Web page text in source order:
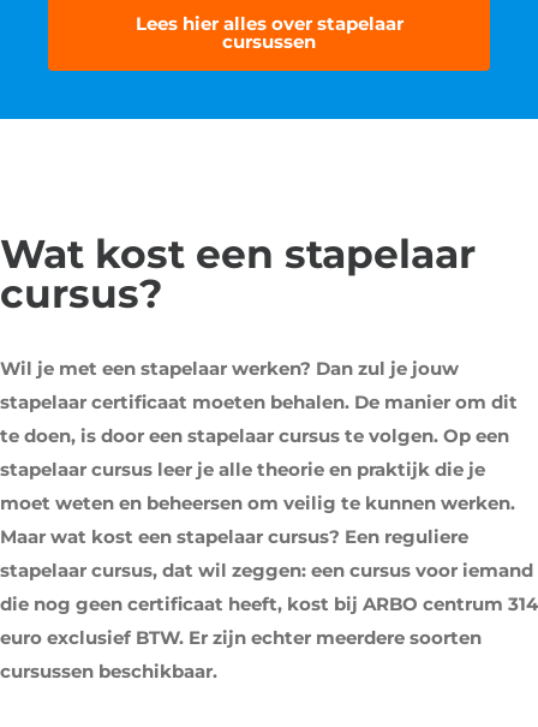
Lees hier alles over stapelaar
cursussen
Wat kost een stapelaar
cursus?
Wil je met een stapelaar werken? Dan zul je jouw
stapelaar certificaat moeten behalen. De manier om dit
te doen, is door een stapelaar cursus te volgen. Op een
stapelaar cursus leer je alle theorie en praktijk die je
moet weten en beheersen om veilig te kunnen werken.
Maar wat kost een stapelaar cursus? Een reguliere
stapelaar cursus, dat wil zeggen: een cursus voor iemand
die nog geen certificaat heeft, kost bij ARBO centrum 314
euro exclusief BTW. Er zijn echter meerdere soorten
cursussen beschikbaar.